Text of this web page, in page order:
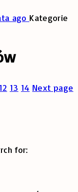
ago Kategorie
12 13 14 Next page
for: